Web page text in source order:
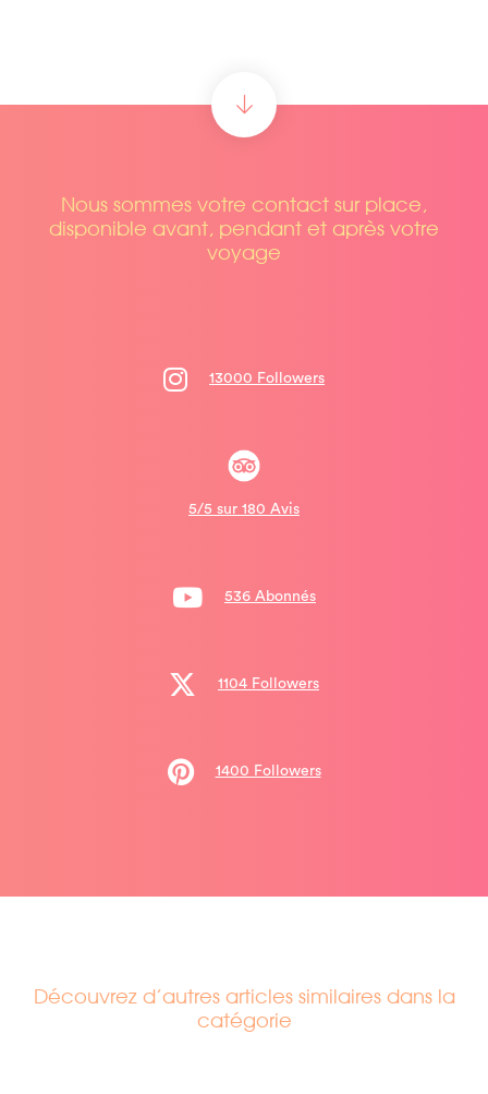
Nous sommes votre contact sur place,
disponible avant, pendant et après votre
voyage
13000 Followers
5/5 sur 180 Avis
536 Abonnés
1104 Followers
1400 Followers
Découvrez d’autres articles similaires dans la
catégorie